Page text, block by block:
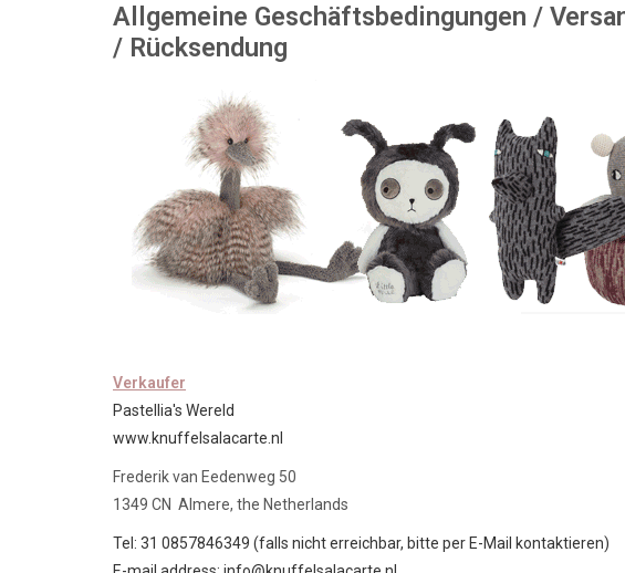
Allgemeine Geschäftsbedingungen /
/ Rücksendung
Verkaufer
Pastellia's Wereld
www.knuffelsalacarte.nl
Frederik van Eedenweg 50
1349 CN Almere, the Netherlands
Tel: 31 0857846349 (falls nicht erreichbar, bitte per E-Mail kontaktieren)